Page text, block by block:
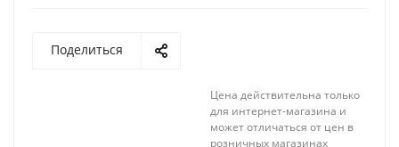
Поделиться
Цена действительна только
для интернет-магазина и
может отличаться от цен в
розничных магазинах